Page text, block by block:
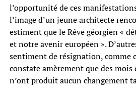
l’opportunité de ces
l’image d’un jeune architecte
estiment que le Rêve géorgien «
et notre avenir européen ».
sentiment de résignation, comme
constate amèrement que des
n’ont produit aucun changement